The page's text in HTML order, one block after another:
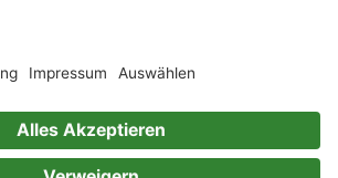
ein gutes Buch